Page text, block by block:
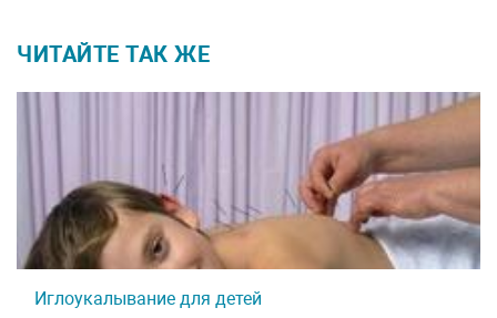
ЧИТАЙТЕ ТАК ЖЕ
Иглоукалывание для детей